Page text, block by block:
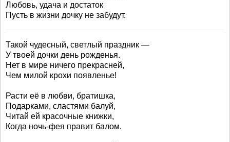
Любовь, удача и достаток
Пусть в жизни дочку не забудут.
Такой чудесный, светлый праздник —
У твоей дочки день рожденья.
Нет в мире ничего прекрасней,
Чем милой крохи появленье!
Расти её в любви, братишка,
Подарками, сластями балуй,
Читай ей красочные книжки,
Когда ночь-фея правит балом.